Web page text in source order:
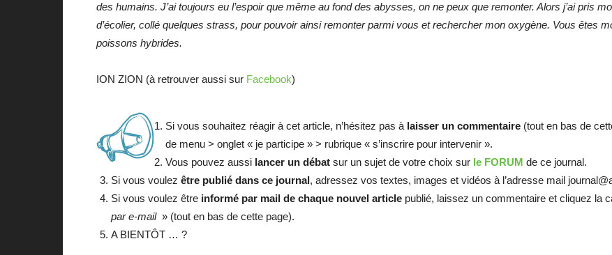
des humains. J’ai toujours eu l’espoir que même au fond des abysses, on ne peux que remonter. Alors j’ai pris
d’écolier, collé quelques strass, pour pouvoir ainsi remonter parmi vous et rechercher mon oxygène. Vous êtes
poissons hybrides.
ION ZION (à retrouver aussi sur Facebook)
Si vous souhaitez réagir à cet article, n’hésitez pas à laisser un commentaire (tout en bas de
de menu > onglet « je participe » > rubrique « s’inscrire pour intervenir ».
Vous pouvez aussi lancer un débat sur un sujet de votre choix sur le FORUM de ce journal.
Si vous voulez être publié dans ce journal, adressez vos textes, images et vidéos à l’adresse mail
Si vous voulez être informé par mail de chaque nouvel article publié, laissez un commentaire et cliquez la
par e-mail» (tout en bas de cette page).
A BIENTÔT … ?